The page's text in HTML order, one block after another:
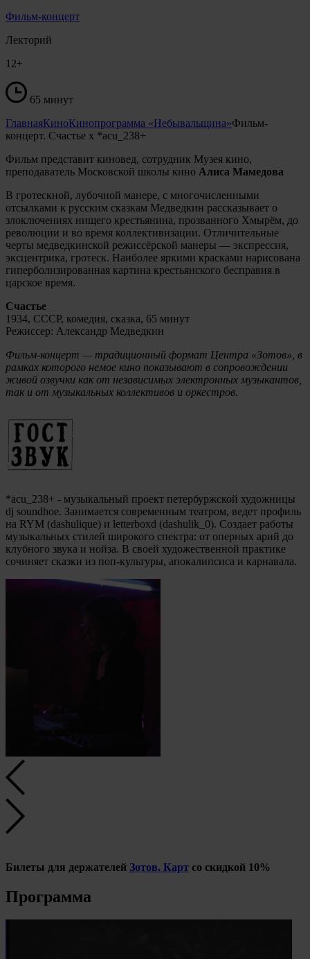
Фильм-концерт
Лекторий
12+
65 минут
ГлавнаяКиноКинопрограмма «Небывальщина»Фильм-
концерт. Счастье х *acu_238+
Фильм представит киновед, сотрудник Музея кино,
преподаватель Московской школы кино Алиса Мамедова
В гротескной, лубочной манере, с многочисленными
отсылками к русским сказкам Медведкин рассказывает о
злоключениях нищего крестьянина, прозванного Хмырём, до
революции и во время коллективизации. Отличительные
черты медведкинской режиссёрской манеры — экспрессия,
эксцентрика, гротеск. Наиболее яркими красками нарисована
гиперболизированная картина крестьянского бесправия в
царское время.
Счастье
1934, СССР, комедия, сказка, 65 минут
Режиссер: Александр Медведкин
Фильм-концерт — традиционный формат Центра «Зотов», в
рамках которого немое кино показывают в сопровождении
живой озвучки как от независимых электронных музыкантов,
так и от музыкальных коллективов и оркестров.
*acu_238+ - музыкальный проект петербуржской художницы
dj soundhoe. Занимается современным театром, ведет профиль
на RYM (dashulique) и letterboxd (dashulik_0). Создает работы
музыкальных стилей широкого спектра: от оперных арий до
клубного звука и нойза. В своей художественной практике
сочиняет сказки из поп-культуры, апокалипсиса и карнавала.
Билеты для держателей Зотов. Карт со скидкой 10%
Программа